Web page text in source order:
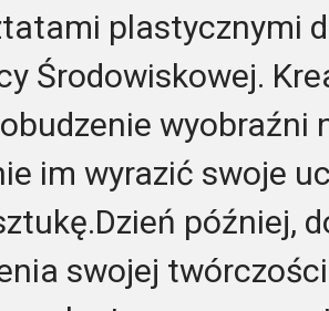
plastycznymi
Środowiskowej.
wyobraźni
im wyrazić swoje
później,
swojej